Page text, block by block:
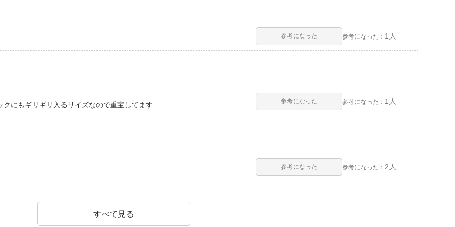
参考になった 参考になった： 1人
にもギリギリ入るサイズなので重宝してます 参考になった 参考になった： 1人
参考になった 参考になった：2人
すべて見る